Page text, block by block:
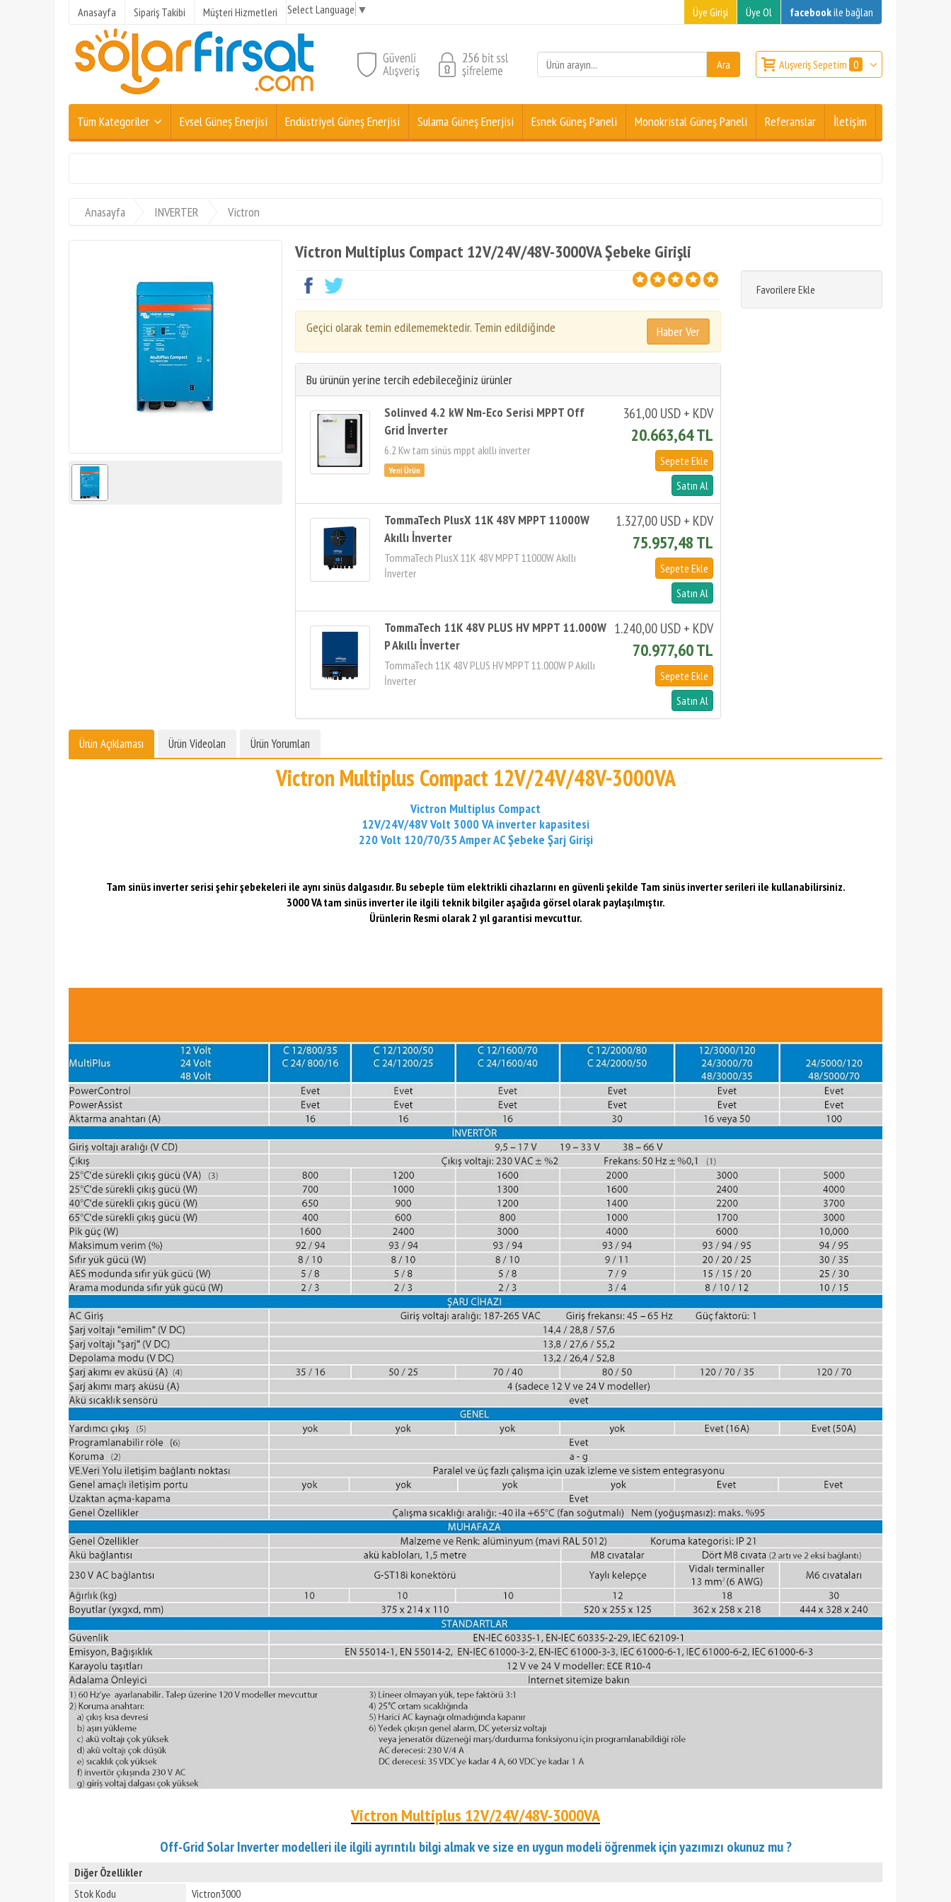
Anasayfa Sipariş Takibi Müşteri Hizmetleri Select Language ▼ Üye Girişi Üye Ol facebookile bağlan
Alışveriş Sepetim 0
Tüm Kategoriler Evsel Güneş Enerjisi Endüstriyel Güneş Enerjisi Sulama Güneş Enerjisi Esnek Güneş Paneli Monokristal Güneş Paneli Referanslar İletişim
Anasayfa INVERTER Victron
Victron Multiplus Compact 12V/24V/48V-3000VA Şebeke Girişli
Favorilere Ekle
Geçici olarak temin edilememektedir. Temin edildiğinde
Bu ürünün yerine tercih edebileceğiniz ürünler
Solinved 4.2 kW Nm-Eco Serisi MPPT Off
Grid İnverter
6.2 Kw tam sinüs mppt akıllı inverter
361,00 USD + KDV
20.663,64 TL
TommaTech PlusX 11K 48V MPPT 11000W
Akıllı İnverter
TommaTech PlusX 11K 48V MPPT 11000W Akıllı
İnverter
1.327,00 USD + KDV
75.957,48 TL
TommaTech 11K 48V PLUS HV MPPT 11.000W
P Akıllı İnverter
TommaTech 11K 48V PLUS HV MPPT 11.000W P Akıllı
İnverter
1.240,00 USD + KDV
70.977,60 TL
Ürün Açıklaması Ürün Videoları Ürün Yorumları
Victron Multiplus Compact 12V/24V/48V-3000VA
Victron Multiplus Compact
12V/24V/48V Volt 3000 VA inverter kapasitesi
220 Volt 120/70/35 Amper AC Şebeke Şarj Girişi
Tam sinüs inverter serisi şehir şebekeleri ile aynı sinüs dalgasıdır. Bu sebeple tüm elektrikli cihazlarını en güvenli şekilde Tam sinüs inverter serileri ile kullanabilirsiniz.
3000 VA tam sinüs inverter ile ilgili teknik bilgiler aşağıda görsel olarak paylaşılmıştır.
Ürünlerin Resmi olarak 2 yıl garantisi mevcuttur.
Victron Multiplus 12V/24V/48V-3000VA
Off-Grid Solar Inverter modelleri ile ilgili ayrıntılı bilgi almak ve size en uygun modeli öğrenmek için yazımızı okunuz mu ?
Diğer Özellikler
Stok Kodu
Victron3000